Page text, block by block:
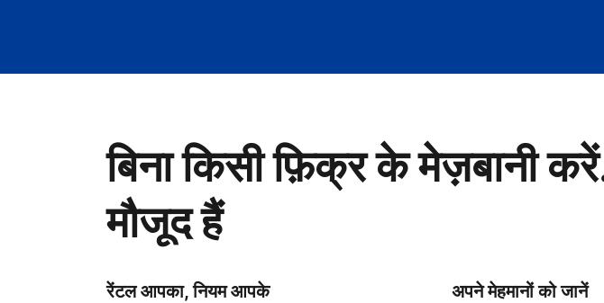
बिना किसी फ़िक्र के मेज़बानी
मौजूद हैं
रेंटल आपका, नियम आपके अपने मेहमानों को जानें